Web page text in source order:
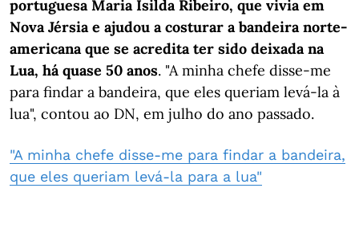
portuguesa Maria Isilda Ribeiro, que vivia em
Nova Jérsia e ajudou a costurar a bandeira norte-
americana que se acredita ter sido deixada na
Lua, há quase 50 anos. "A minha chefe disse-me
para findar a bandeira, que eles queriam levá-la à
lua", contou ao DN, em julho do ano passado.
"A minha chefe disse-me para findar a bandeira,
que eles queriam levá-la para a lua"